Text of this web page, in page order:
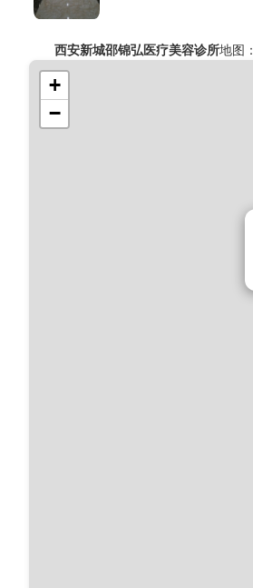
西安新城邵锦弘医疗美容诊所地图：
+
−